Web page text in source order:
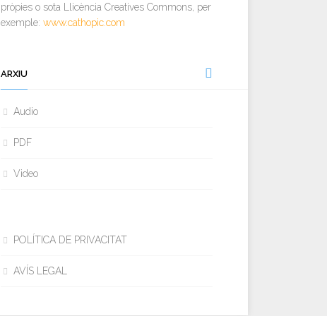
pròpies o sota Llicència Creatives Commons, per
exemple: www.cathopic.com
ARXIU
Audio
PDF
Video
POLÍTICA DE PRIVACITAT
AVÍS LEGAL